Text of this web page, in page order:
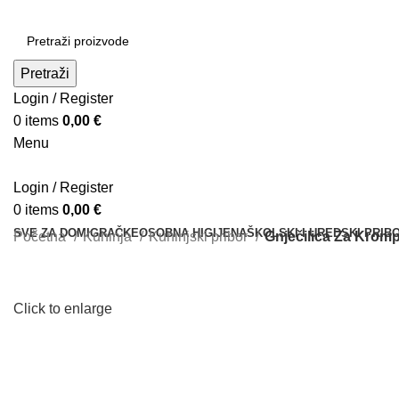
Pretraži
Login / Register
0 items 0,00 €
Menu
Login / Register
0 items 0,00 €
SVE ZA DOMIGRAČKEOSOBNA HIGIJENAŠKOLSKI I UREDSKI
Početna Kuhinja Kuhinjski pribor Gnječilica Za
Click to enlarge